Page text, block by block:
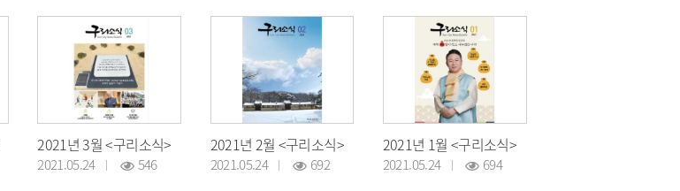
2021년 3월 <구리소식>
2021.05.24 546
2021년 2월 <구리소식>
2021.05.24 692
2021년 1월 <구리소식>
2021.05.24 694